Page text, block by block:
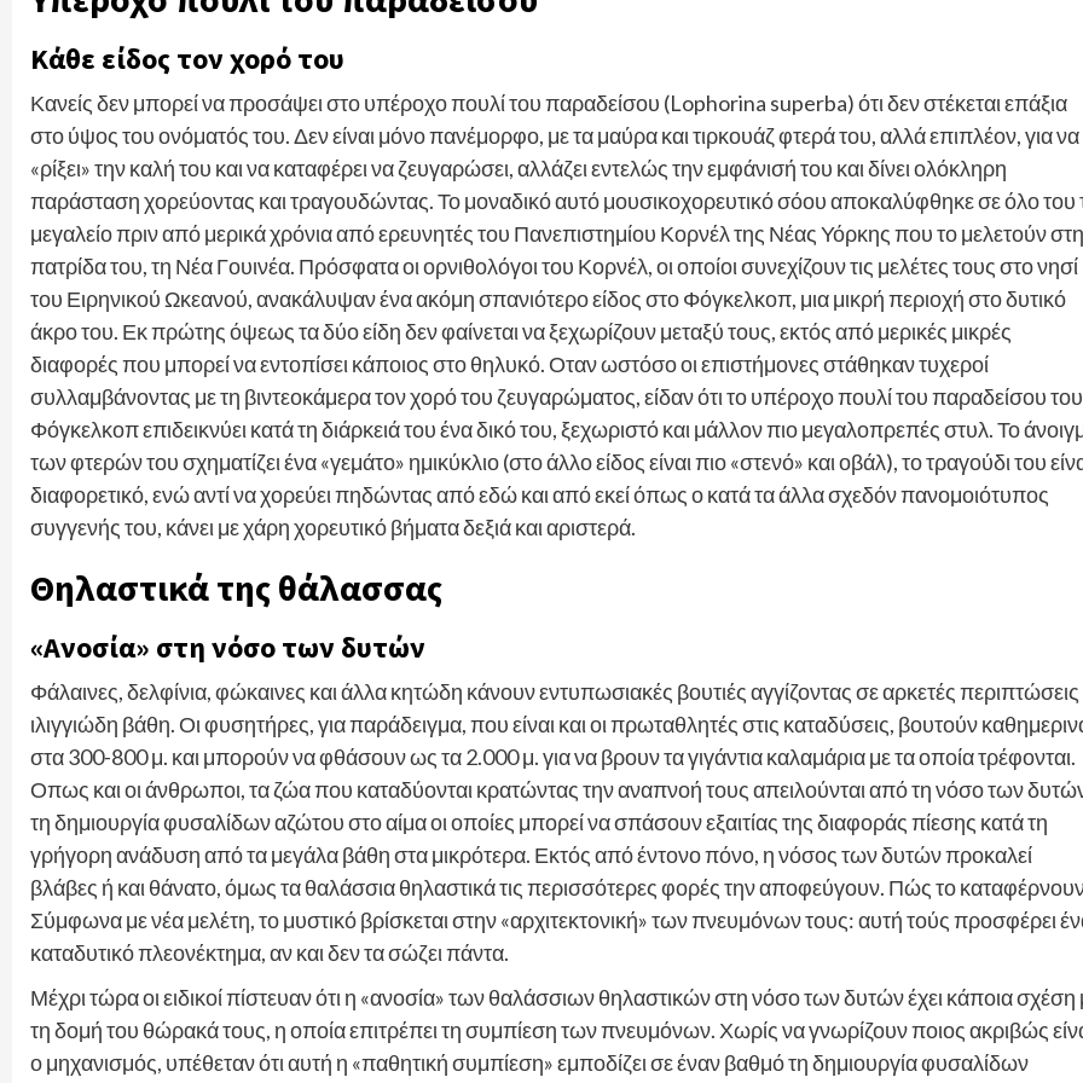
Κάθε είδος τον χορό του
Κανείς δεν μπορεί να προσάψει στο υπέροχο πουλί του παραδείσου (Lophorina superba) ότι δεν στέκεται επάξια
στο ύψος του ονόματός του. Δεν είναι μόνο πανέμορφο, με τα μαύρα και τιρκουάζ φτερά του, αλλά επιπλέον, για να
«ρίξει» την καλή του και να καταφέρει να ζευγαρώσει, αλλάζει εντελώς την εμφάνισή του και δίνει ολόκληρη
παράσταση χορεύοντας και τραγουδώντας. Το μοναδικό αυτό μουσικοχορευτικό σόου αποκαλύφθηκε σε όλο του
μεγαλείο πριν από μερικά χρόνια από ερευνητές του Πανεπιστημίου Κορνέλ της Νέας Υόρκης που το μελετούν
πατρίδα του, τη Νέα Γουινέα. Πρόσφατα οι ορνιθολόγοι του Κορνέλ, οι οποίοι συνεχίζουν τις μελέτες τους στο νησί
του Ειρηνικού Ωκεανού, ανακάλυψαν ένα ακόμη σπανιότερο είδος στο Φόγκελκοπ, μια μικρή περιοχή στο δυτικό
άκρο του. Εκ πρώτης όψεως τα δύο είδη δεν φαίνεται να ξεχωρίζουν μεταξύ τους, εκτός από μερικές μικρές
διαφορές που μπορεί να εντοπίσει κάποιος στο θηλυκό. Οταν ωστόσο οι επιστήμονες στάθηκαν τυχεροί
συλλαμβάνοντας με τη βιντεοκάμερα τον χορό του ζευγαρώματος, είδαν ότι το υπέροχο πουλί του παραδείσου του
Φόγκελκοπ επιδεικνύει κατά τη διάρκειά του ένα δικό του, ξεχωριστό και μάλλον πιο μεγαλοπρεπές στυλ. Το
των φτερών του σχηματίζει ένα «γεμάτο» ημικύκλιο (στο άλλο είδος είναι πιο «στενό» και οβάλ), το τραγούδι του
διαφορετικό, ενώ αντί να χορεύει πηδώντας από εδώ και από εκεί όπως ο κατά τα άλλα σχεδόν πανομοιότυπος
συγγενής του, κάνει με χάρη χορευτικό βήματα δεξιά και αριστερά.
Θηλαστικά της θάλασσας
«Ανοσία» στη νόσο των δυτών
Φάλαινες, δελφίνια, φώκαινες και άλλα κητώδη κάνουν εντυπωσιακές βουτιές αγγίζοντας σε αρκετές περιπτώσεις
ιλιγγιώδη βάθη. Οι φυσητήρες, για παράδειγμα, που είναι και οι πρωταθλητές στις καταδύσεις, βουτούν
στα 300-800 μ. και μπορούν να φθάσουν ως τα 2.000 μ. για να βρουν τα γιγάντια καλαμάρια με τα οποία τρέφονται.
Οπως και οι άνθρωποι, τα ζώα που καταδύονται κρατώντας την αναπνοή τους απειλούνται από τη νόσο των
τη δημιουργία φυσαλίδων αζώτου στο αίμα οι οποίες μπορεί να σπάσουν εξαιτίας της διαφοράς πίεσης κατά τη
γρήγορη ανάδυση από τα μεγάλα βάθη στα μικρότερα. Εκτός από έντονο πόνο, η νόσος των δυτών προκαλεί
βλάβες ή και θάνατο, όμως τα θαλάσσια θηλαστικά τις περισσότερες φορές την αποφεύγουν. Πώς το
Σύμφωνα με νέα μελέτη, το μυστικό βρίσκεται στην «αρχιτεκτονική» των πνευμόνων τους: αυτή τούς προσφέρει
καταδυτικό πλεονέκτημα, αν και δεν τα σώζει πάντα.
Μέχρι τώρα οι ειδικοί πίστευαν ότι η «ανοσία» των θαλάσσιων θηλαστικών στη νόσο των δυτών έχει κάποια σχέση
τη δομή του θώρακά τους, η οποία επιτρέπει τη συμπίεση των πνευμόνων. Χωρίς να γνωρίζουν ποιος ακριβώς
ο μηχανισμός, υπέθεταν ότι αυτή η «παθητική συμπίεση» εμποδίζει σε έναν βαθμό τη δημιουργία φυσαλίδων